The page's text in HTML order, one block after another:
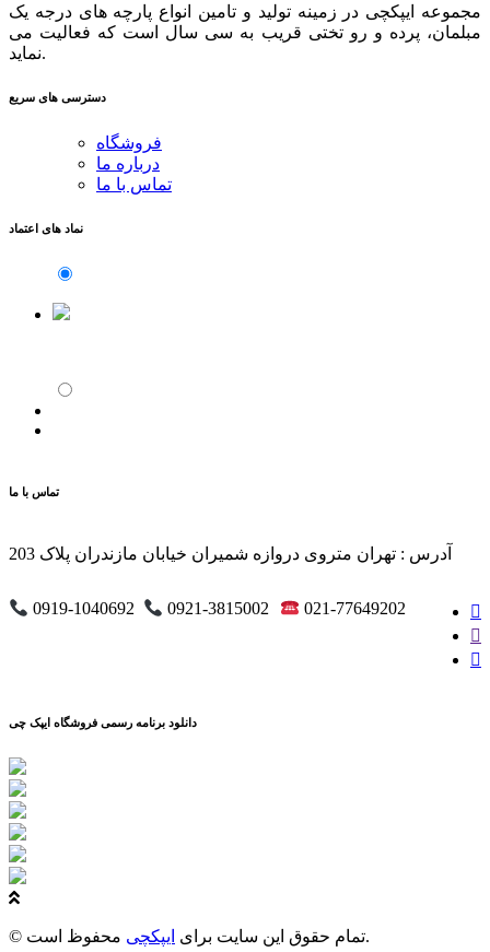
مجموعه ایپکچی در زمینه تولید و تامین انواع پارچه های درجه یک
مبلمان، پرده و رو تختی قریب به سی سال است که فعالیت می
نماید.
دسترسی های سریع
فروشگاه
درباره ما
تماس با ما
نماد های اعتماد
تماس با ما
آدرس : تهران متروی دروازه شمیران خیابان مازندران پلاک 203
0919-1040692 0921-3815002 021-77649202
دانلود برنامه رسمی فروشگاه ایپک چی
© تمام حقوق این سایت برای ایپکچی محفوظ است.